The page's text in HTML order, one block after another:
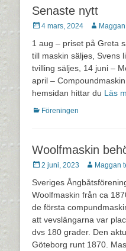
Senaste nytt
Postades
4 mars, 2024 Författare
1 aug – priset på Greta
till maskin säljes, Svens
tvilling säljes, 14 juni –
april –
hemsidan hittar du Läs
Kategorier
Föreningen
Woolfmaskin
Postades
2 juni, 2023 Författare
Maggan
Sveriges
Woolfmaskin från ca
de första
att vevslängarna var
dvs 180 grader. Den
Göteborg runt 1870.